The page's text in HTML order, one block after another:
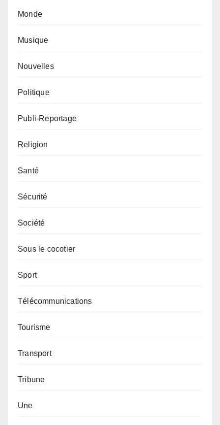
Monde
Musique
Nouvelles
Politique
Publi-Reportage
Religion
Santé
Sécurité
Société
Sous le cocotier
Sport
Télécommunications
Tourisme
Transport
Tribune
Une